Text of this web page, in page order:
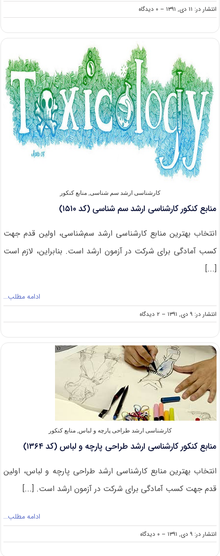
انتشار در: ۱۱ دی, ۱۳۹۱ -- ۰ دیدگاه
on
منابع
کارشناسی
ارشد
آموزش
زبان
ژاپنی
(کد
۱۱۲۸)
کارشناسی ارشد سم شناسی,منابع کنکور
منابع کنکور کارشناسی ارشد سم ‌شناسی (کد ۱۵۱۰)
انتخاب بهترین منابع کارشناسی ارشد سم‌شناسی، اولین قدم جهت
کسب آمادگی برای شرکت در آزمون ارشد است. بنابراین، لازم است
[...]
ادامه مطلب…
انتشار در: ۹ دی, ۱۳۹۱ -- ۲ دیدگاه
on
منابع
کارشناسی
ارشد
سم
‌شناسی
(کد
کارشناسی ارشد طراحی پارچه و لباس,منابع کنکور
منابع کنکور کارشناسی ارشد طراحی پارچه و لباس (کد ۱۳۶۴)
انتخاب بهترین منابع کارشناسی ارشد طراحی پارچه و لباس، اولین
قدم جهت کسب آمادگی برای شرکت در آزمون ارشد است. [...]
ادامه مطلب…
انتشار در: ۹ دی, ۱۳۹۱ -- ۰ دیدگاه
on
منابع